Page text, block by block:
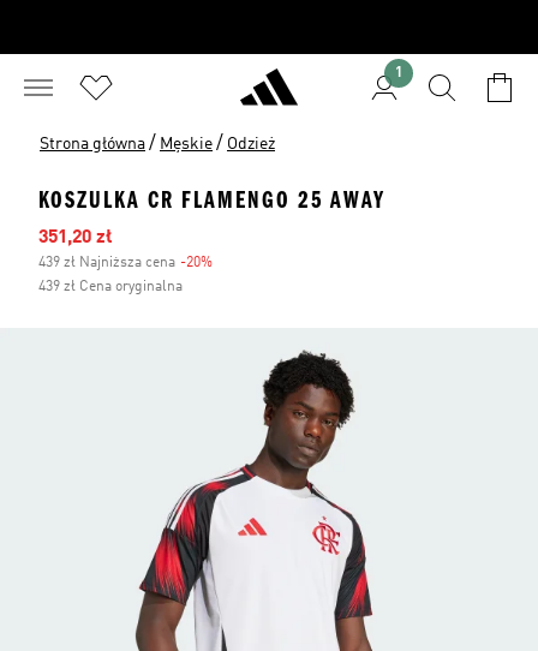
1
Strona główna / Męskie / Odzież
KOSZULKA CR FLAMENGO 25 AWAY
Ceny na wyprzedaży
351,20 zł
439 zł Najniższa cena -20%
439 zł Cena oryginalna